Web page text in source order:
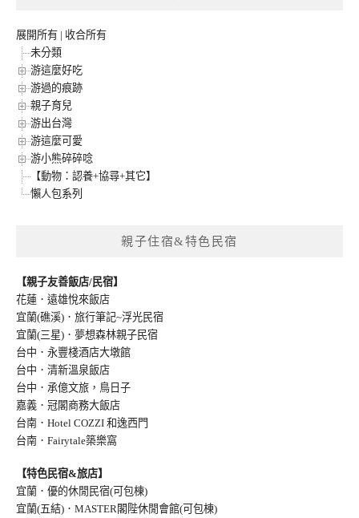
展開所有 | 收合所有
未分類
游這麼好吃
游過的痕跡
親子育兒
游出台灣
游這麼可愛
游小熊碎碎唸
【動物：認養+協尋+其它】
懶人包系列
親子住宿&特色民宿
【親子友善飯店/民宿】
花蓮．遠雄悅來飯店
宜蘭(礁溪)．旅行筆記~浮光民宿
宜蘭(三星)．夢想森林親子民宿
台中．永豐棧酒店大墩館
台中．清新溫泉飯店
台中．承億文旅，鳥日子
嘉義．冠閣商務大飯店
台南．Hotel COZZI 和逸西門
台南．Fairytale築樂窩
【特色民宿&旅店】
宜蘭．優的休閒民宿(可包棟)
宜蘭(五結)．MASTER閣陛休閒會館(可包棟)